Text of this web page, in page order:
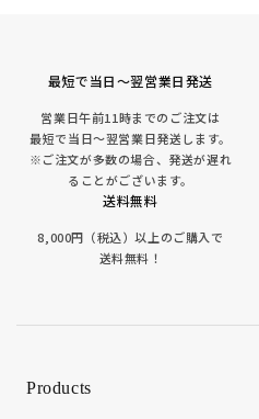
最短で当日～翌営業日発送
営業日午前11時までのご注文は
最短で当日～翌営業日発送します。
※ご注文が多数の場合、発送が遅れ
ることがございます。
送料無料
8,000円（税込）以上のご購入で
送料無料！
Products